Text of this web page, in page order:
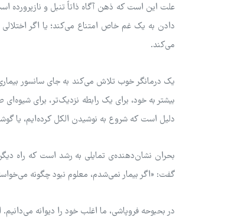
علت این است که ذهن آگاه ذاتاً تنبل و نازپرورده
دادن به یک غم خاص امتناع می‌کند؛ یا اگر اختلالی
می‌کند.
یک درمانگر خوب تلاش می‌کند به جای سانسور
بیشتر به خود، برای یک رابطه نزدیک‌تر، برای
دلیل است که شروع به نوشیدن الکل کرده‌ایم، یا
بحران نشان‌دهنده‌ی تمایلی به رشد است که راه
گفت: «اگر بیمار نمی‌شدم، معلوم نبود چگونه
در بحبوحه فروپاشی، ما اغلب خود را دیوانه